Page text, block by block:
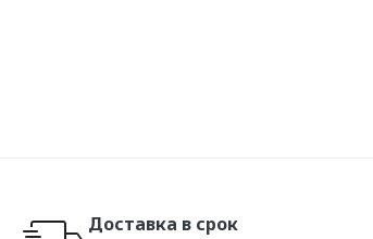
Доставка в срок